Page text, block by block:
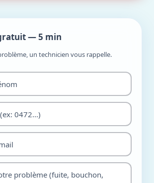
— 5 min
un technicien vous rappelle.